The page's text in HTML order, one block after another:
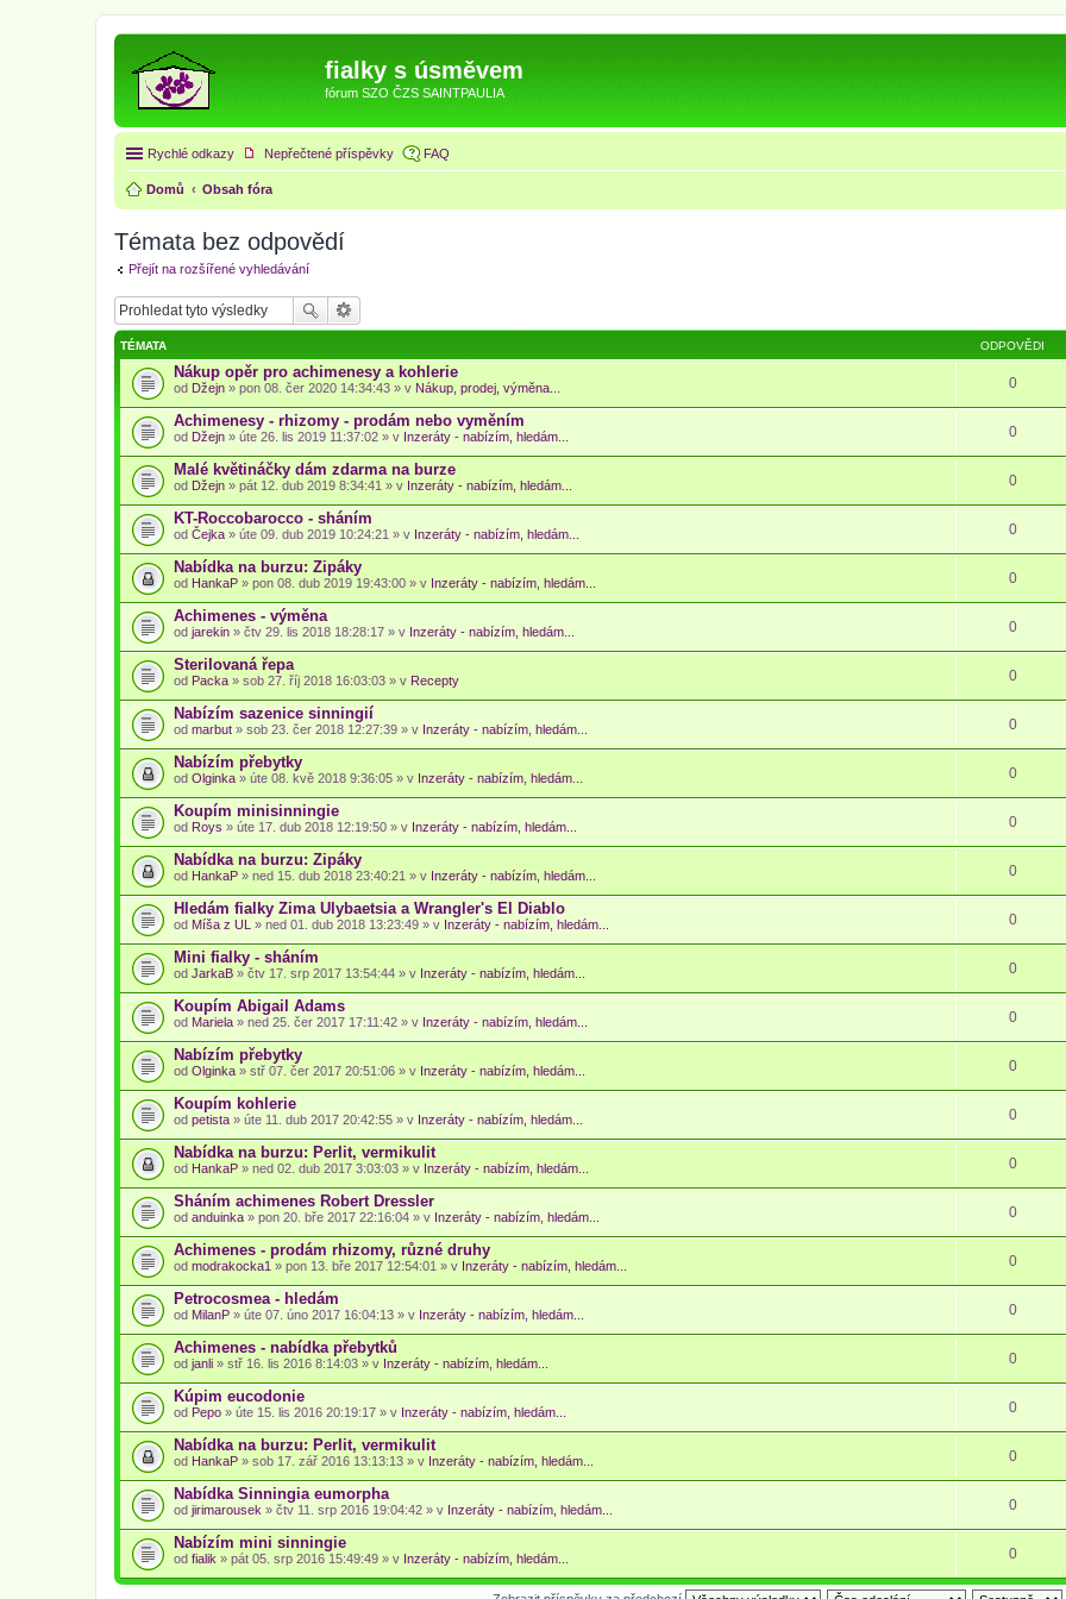
fialky s úsměvem
fórum SZO ČZS SAINTPAULIA
Rychlé odkazy Nepřečtené příspěvky FAQ
Domů Obsah fóra
Témata bez odpovědí
Přejít na rozšířené vyhledávání
TÉMATA ODPOVĚDI
Nákup opěr pro achimenesy a kohlerie
od Džejn » pon 08. čer 2020 14:34:43 » v Nákup, prodej, výměna... 0
Achimenesy - rhizomy - prodám nebo vyměním
od Džejn » úte 26. lis 2019 11:37:02 » v Inzeráty - nabízím, hledám... 0
Malé květináčky dám zdarma na burze
od Džejn » pát 12. dub 2019 8:34:41 » v Inzeráty - nabízím, hledám... 0
KT-Roccobarocco - sháním
od Čejka » úte 09. dub 2019 10:24:21 » v Inzeráty - nabízím, hledám... 0
Nabídka na burzu: Zipáky
od HankaP » pon 08. dub 2019 19:43:00 » v Inzeráty - nabízím, hledám... 0
Achimenes - výměna
od jarekin » čtv 29. lis 2018 18:28:17 » v Inzeráty - nabízím, hledám... 0
Sterilovaná řepa
od Packa » sob 27. říj 2018 16:03:03 » v Recepty 0
Nabízím sazenice sinningií
od marbut » sob 23. čer 2018 12:27:39 » v Inzeráty - nabízím, hledám... 0
Nabízím přebytky
od Olginka » úte 08. kvě 2018 9:36:05 » v Inzeráty - nabízím, hledám... 0
Koupím minisinningie
od Roys » úte 17. dub 2018 12:19:50 » v Inzeráty - nabízím, hledám... 0
Nabídka na burzu: Zipáky
od HankaP » ned 15. dub 2018 23:40:21 » v Inzeráty - nabízím, hledám... 0
Hledám fialky Zima Ulybaetsia a Wrangler's El Diablo
od Míša z UL » ned 01. dub 2018 13:23:49 » v Inzeráty - nabízím, hledám... 0
Mini fialky - sháním
od JarkaB » čtv 17. srp 2017 13:54:44 » v Inzeráty - nabízím, hledám... 0
Koupím Abigail Adams
od Mariela » ned 25. čer 2017 17:11:42 » v Inzeráty - nabízím, hledám... 0
Nabízím přebytky
od Olginka » stř 07. čer 2017 20:51:06 » v Inzeráty - nabízím, hledám... 0
Koupím kohlerie
od petista » úte 11. dub 2017 20:42:55 » v Inzeráty - nabízím, hledám... 0
Nabídka na burzu: Perlit, vermikulit
od HankaP » ned 02. dub 2017 3:03:03 » v Inzeráty - nabízím, hledám... 0
Sháním achimenes Robert Dressler
od anduinka » pon 20. bře 2017 22:16:04 » v Inzeráty - nabízím, hledám... 0
Achimenes - prodám rhizomy, různé druhy
od modrakocka1 » pon 13. bře 2017 12:54:01 » v Inzeráty - nabízím, hledám... 0
Petrocosmea - hledám
od MilanP » úte 07. úno 2017 16:04:13 » v Inzeráty - nabízím, hledám... 0
Achimenes - nabídka přebytků
od janli » stř 16. lis 2016 8:14:03 » v Inzeráty - nabízím, hledám... 0
Kúpim eucodonie
od Pepo » úte 15. lis 2016 20:19:17 » v Inzeráty - nabízím, hledám... 0
Nabídka na burzu: Perlit, vermikulit
od HankaP » sob 17. zář 2016 13:13:13 » v Inzeráty - nabízím, hledám... 0
Nabídka Sinningia eumorpha
od jirimarousek » čtv 11. srp 2016 19:04:42 » v Inzeráty - nabízím, hledám... 0
Nabízím mini sinningie
od fialik » pát 05. srp 2016 15:49:49 » v Inzeráty - nabízím, hledám... 0